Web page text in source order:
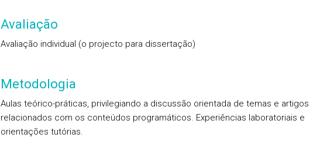
Avaliação
Avaliação individual (o projecto para dissertação)
Metodologia
Aulas teórico-práticas, privilegiando a discussão orientada de temas e artigos
relacionados com os conteúdos programáticos. Experiências laboratoriais e
orientações tutórias.